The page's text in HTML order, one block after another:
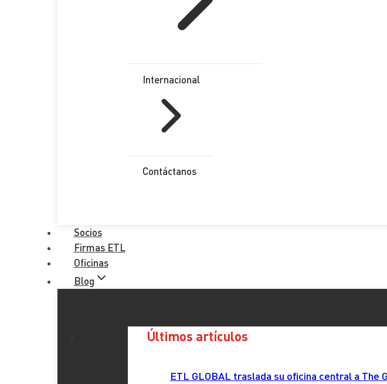
Internacional
Contáctanos
Socios
Firmas ETL
Oficinas
Blog
Últimos artículos
ETL GLOBAL traslada su oficina central a The